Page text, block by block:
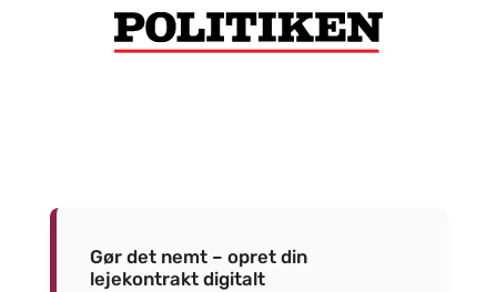
Gør det nemt – opret din
lejekontrakt digitalt